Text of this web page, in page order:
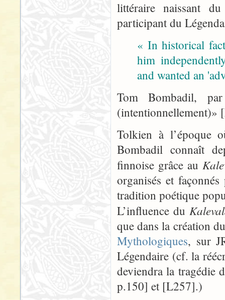
littéraire naissant
participant du
« In historical
him
and wanted an
Tom Bombadil,
(intentionnellement)»
Tolkien à l’époque
Bombadil connaît
finnoise grâce au
organisés et
tradition poétique
L’influence du
que dans la création
Mythologiques, sur
Légendaire (cf. la
deviendra la tragédie
p.150] et [L257].)